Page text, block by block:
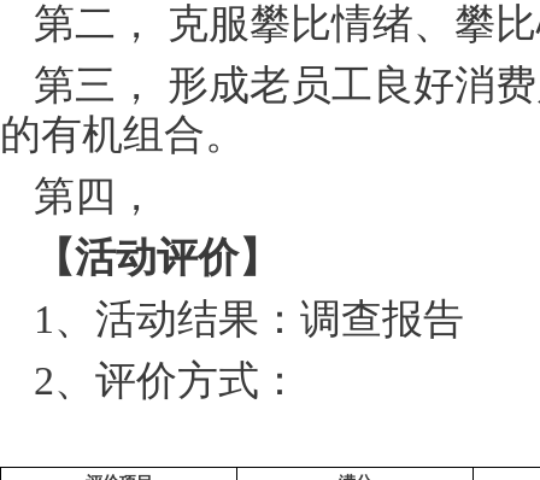
第二， 克服攀比情绪、攀
第三， 形成老员工良好消
的有机组合。
第四，
【活动评价】
1、活动结果：调查报告
2、评价方式：